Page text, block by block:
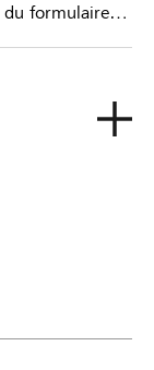
du formulaire